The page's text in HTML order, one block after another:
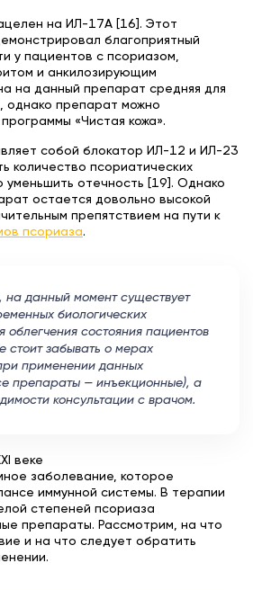
на ИЛ-17А [16]. Этот
благоприятный
у пациентов с псориазом,
и анкилозирующим
на данный препарат средняя для
однако препарат можно
«Чистая кожа».
собой блокатор ИЛ-12 и ИЛ-23
количество псориатических
уменьшить отечность [19]. Однако
остается довольно высокой
препятствием на пути к
псориаза.
на данный момент существует
биологических
облегчения состояния пациентов
стоит забывать о мерах
применении данных
препараты — инъекционные), а
консультации с врачом.
веке
заболевание, которое
иммунной системы. В терапии
степеней псориаза
препараты. Рассмотрим, на что
и на что следует обратить